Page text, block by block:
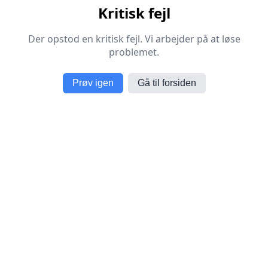
Kritisk fejl
Der opstod en kritisk fejl. Vi arbejder på at løse
problemet.
Prøv igen Gå til forsiden